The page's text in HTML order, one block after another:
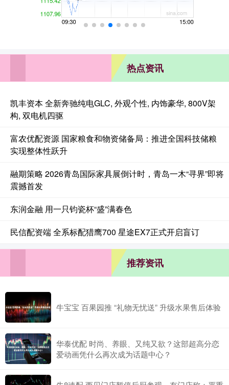
热点资讯
凯丰资本 全新奔驰纯电GLC, 外观个性, 内饰豪华, 800V架
构, 双电机四驱
富农优配资源 国家粮食和物资储备局：推进全国科技储粮
实现整体性跃升
融期策略 2026青岛国际家具展倒计时，青岛一木“寻界”即将
震撼首发
东润金融 用一只钧瓷杯“盛”满春色
民信配资端 全系标配猎鹰700 星途EX7正式开启盲订
推荐资讯
牛宝宝 百果园推 “礼物无忧送” 升级水果售后体验
华泰优配 时尚、养眼、又纯又欲？这部超高分恋
爱动画凭什么再次成为话题中心？